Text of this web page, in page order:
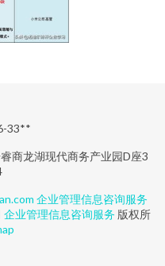
33**
商龙湖现代商务产业园D座3
企业管理信息咨询服务
企业管理信息咨询服务 版权所